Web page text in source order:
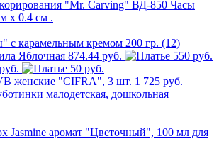
874.44 руб.
550 руб.
50 руб.
1 725 руб.